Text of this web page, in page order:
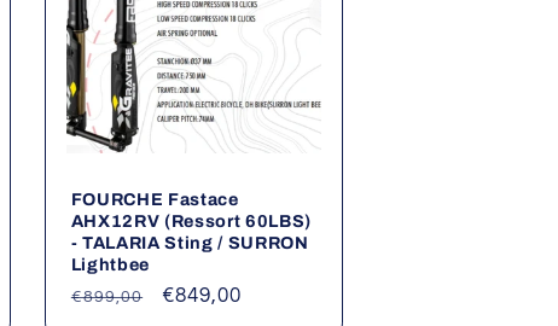
FOURCHE Fastace
AHX12RV (Ressort 60LBS)
- TALARIA Sting / SURRON
Lightbee
Prix
€899,00
Prix
€849,00